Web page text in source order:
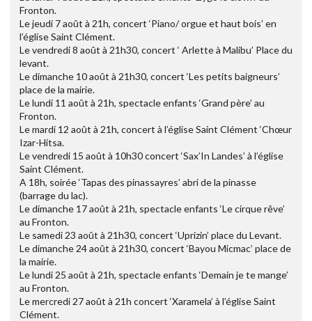
Fronton.
Le jeudi 7 août à 21h, concert ‘Piano/ orgue et haut bois’ en
l’église Saint Clément.
Le vendredi 8 août à 21h30, concert ‘ Arlette à Malibu’ Place du
levant.
Le dimanche 10 août à 21h30, concert ‘Les petits baigneurs’
place de la mairie.
Le lundi 11 août à 21h, spectacle enfants ‘Grand père’ au
Fronton.
Le mardi 12 août à 21h, concert à l’église Saint Clément ‘Chœur
Izar-Hitsa.
Le vendredi 15 août à 10h30 concert ‘Sax’In Landes’ à l’église
Saint Clément.
A 18h, soirée ‘Tapas des pinassayres’ abri de la pinasse
(barrage du lac).
Le dimanche 17 août à 21h, spectacle enfants ‘Le cirque rêve’
au Fronton.
Le samedi 23 août à 21h30, concert ‘Uprizin’ place du Levant.
Le dimanche 24 août à 21h30, concert ‘Bayou Micmac’ place de
la mairie.
Le lundi 25 août à 21h, spectacle enfants ‘Demain je te mange’
au Fronton.
Le mercredi 27 août à 21h concert ‘Xaramela’ à l’église Saint
Clément.